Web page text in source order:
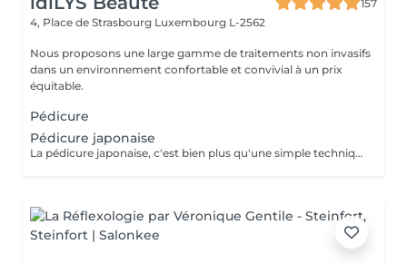
157
4, Place de Strasbourg Luxembourg L-2562
Nous proposons une large gamme de traitements non invasifs
dans un environnement confortable et convivial à un prix
équitable.
Pédicure
Pédicure japonaise
La pédicure japonaise, c'est bien plus qu'une simple technique de soin des ongles. Le but, c'est vraiment de redonner de l'éclat et de la vitalité aux ongles. Des ingrédients naturels sont utilisés pour chouchouter les ongles et mettre en valeur leur beauté innée : - on nourrit et on renforce les ongles avec des produits comme la cire d'abeille, le lait de riz et le soja. - on utilise des outils spécifiques et des techniques toutes douces, comme un polissage délicat et l'application de pâtes riches en nutriments.